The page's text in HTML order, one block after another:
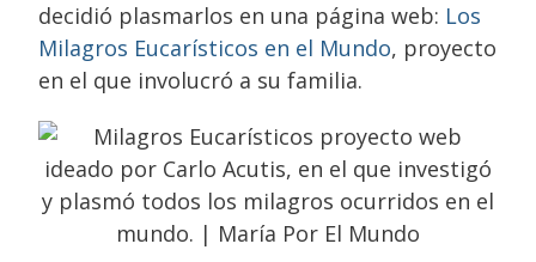
decidió plasmarlos en una página web: Los
Milagros Eucarísticos en el Mundo, proyecto
en el que involucró a su familia.